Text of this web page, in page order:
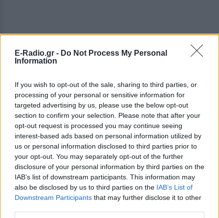
E-Radio.gr - Do Not Process My Personal
Information
If you wish to opt-out of the sale, sharing to third parties, or
processing of your personal or sensitive information for
targeted advertising by us, please use the below opt-out
section to confirm your selection. Please note that after your
opt-out request is processed you may continue seeing
interest-based ads based on personal information utilized by
us or personal information disclosed to third parties prior to
your opt-out. You may separately opt-out of the further
disclosure of your personal information by third parties on the
IAB’s list of downstream participants. This information may
also be disclosed by us to third parties on the IAB’s List of
Downstream Participants that may further disclose it to other
ΔΕΙΤΕ ΕΠΙΣΗΣ